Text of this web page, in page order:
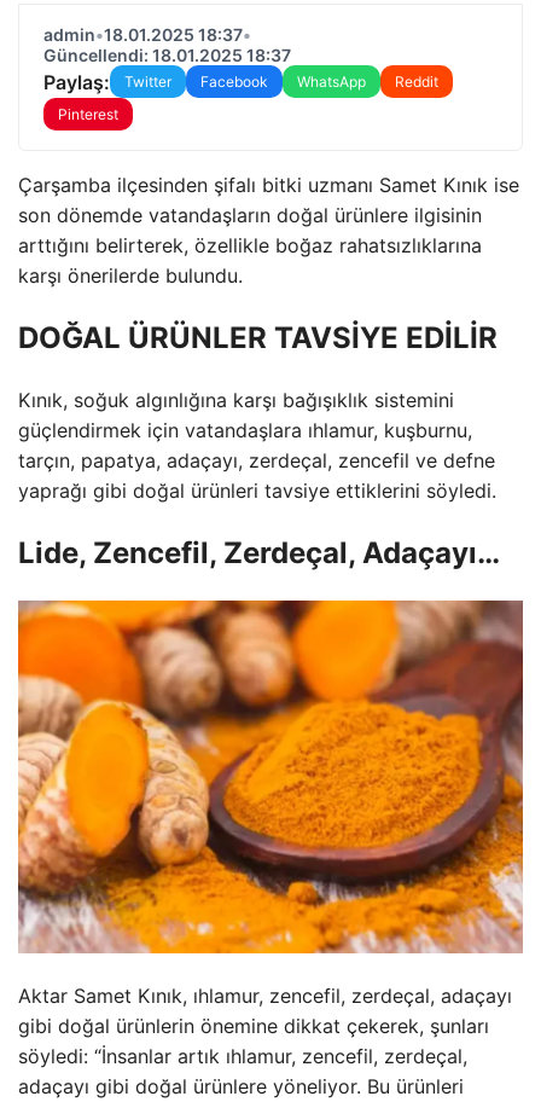
admin•18.01.2025 18:37•
Güncellendi: 18.01.2025 18:37
Paylaş: Twitter Facebook WhatsApp
Reddit
Pinterest
Çarşamba ilçesinden şifalı bitki uzmanı Samet Kınık ise
son dönemde vatandaşların doğal ürünlere ilgisinin
arttığını belirterek, özellikle boğaz rahatsızlıklarına
karşı önerilerde bulundu.
DOĞAL ÜRÜNLER TAVSİYE EDİLİR
Kınık, soğuk algınlığına karşı bağışıklık sistemini
güçlendirmek için vatandaşlara ıhlamur, kuşburnu,
tarçın, papatya, adaçayı, zerdeçal, zencefil ve defne
yaprağı gibi doğal ürünleri tavsiye ettiklerini söyledi.
Lide, Zencefil, Zerdeçal, Adaçayı…
Aktar Samet Kınık, ıhlamur, zencefil, zerdeçal, adaçayı
gibi doğal ürünlerin önemine dikkat çekerek, şunları
söyledi: “İnsanlar artık ıhlamur, zencefil, zerdeçal,
adaçayı gibi doğal ürünlere yöneliyor. Bu ürünleri